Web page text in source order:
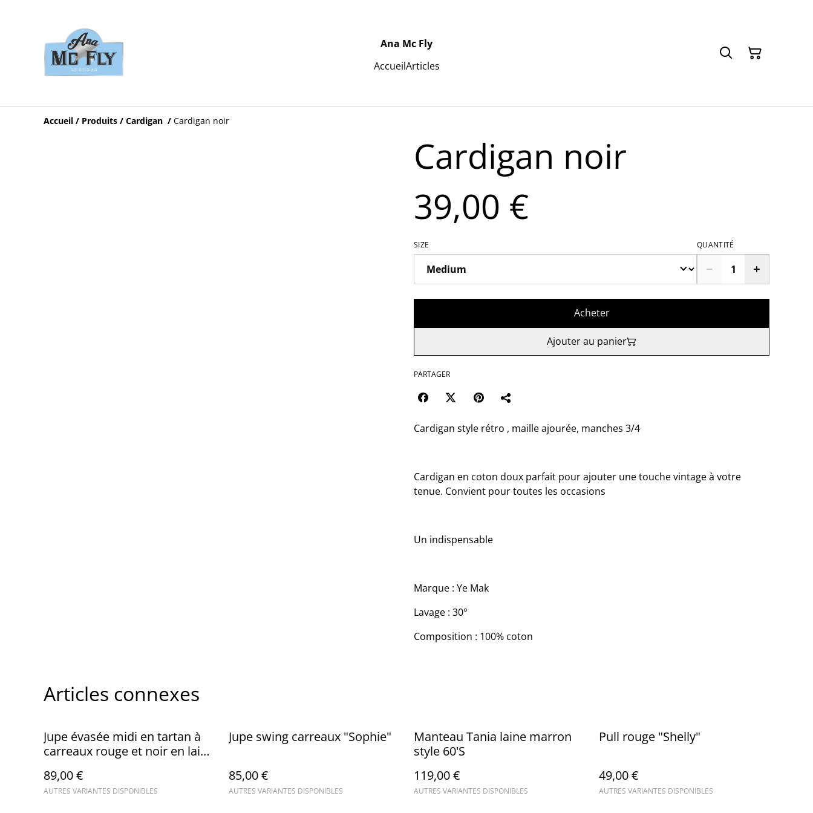
Ana Mc Fly
AccueilArticles
Accueil / Produits / Cardigan / Cardigan noir
Cardigan noir
39,00 €
SIZE QUANTITÉ
Acheter
Ajouter au panier
PARTAGER
Cardigan style rétro , maille ajourée, manches 3/4
Cardigan en coton doux parfait pour ajouter une touche vintage à votre
tenue. Convient pour toutes les occasions
Un indispensable
Marque : Ye Mak
Lavage : 30°
Composition : 100% coton
Articles connexes
Jupe évasée midi en tartan à
carreaux rouge et noir en laine
89,00 €
AUTRES VARIANTES DISPONIBLES
Jupe swing carreaux "Sophie"
85,00 €
AUTRES VARIANTES DISPONIBLES
Manteau Tania laine marron
style 60'S
119,00 €
AUTRES VARIANTES DISPONIBLES
Pull rouge "Shelly"
49,00 €
AUTRES VARIANTES DISPONIBLES